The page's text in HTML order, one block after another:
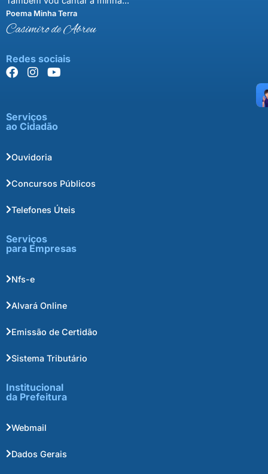
Poema Minha Terra
Casimiro de Abreu
Redes sociais
Serviços
ao Cidadão
Ouvidoria
Concursos Públicos
Telefones Úteis
Serviços
para Empresas
Nfs-e
Alvará Online
Emissão de Certidão
Sistema Tributário
Institucional
da Prefeitura
Webmail
Dados Gerais